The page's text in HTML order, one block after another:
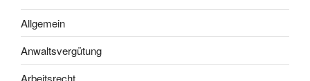
Allgemein
Anwaltsvergütung
Arbeitsrecht